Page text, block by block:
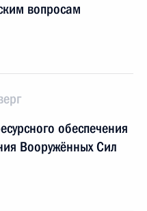
вопросам
обеспече­ния
Вооружённых Сил